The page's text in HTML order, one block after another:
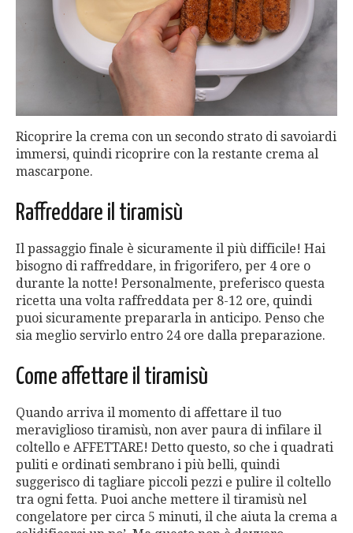
Ricoprire la crema con un secondo strato di savoiardi
immersi, quindi ricoprire con la restante crema al
mascarpone.
Raffreddare il tiramisù
Il passaggio finale è sicuramente il più difficile! Hai
bisogno di raffreddare, in frigorifero, per 4 ore o
durante la notte! Personalmente, preferisco questa
ricetta una volta raffreddata per 8-12 ore, quindi
puoi sicuramente prepararla in anticipo. Penso che
sia meglio servirlo entro 24 ore dalla preparazione.
Come affettare il tiramisù
Quando arriva il momento di affettare il tuo
meraviglioso tiramisù, non aver paura di infilare il
coltello e AFFETTARE! Detto questo, so che i quadrati
puliti e ordinati sembrano i più belli, quindi
suggerisco di tagliare piccoli pezzi e pulire il coltello
tra ogni fetta. Puoi anche mettere il tiramisù nel
congelatore per circa 5 minuti, il che aiuta la crema a